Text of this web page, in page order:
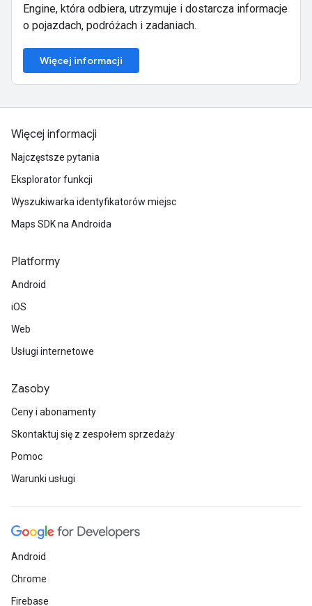
Engine, która odbiera, utrzymuje i dostarcza informacje
o pojazdach, podróżach i zadaniach.
Więcej informacji
Więcej informacji
Najczęstsze pytania
Eksplorator funkcji
Wyszukiwarka identyfikatorów miejsc
Maps SDK na Androida
Platformy
Android
iOS
Web
Usługi internetowe
Zasoby
Ceny i abonamenty
Skontaktuj się z zespołem sprzedaży
Pomoc
Warunki usługi
Android
Chrome
Firebase